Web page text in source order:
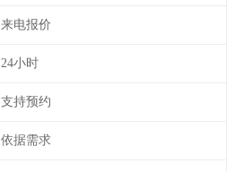
来电报价
24小时
支持预约
依据需求